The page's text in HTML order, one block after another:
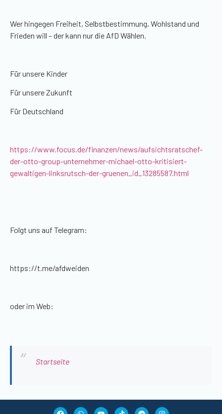
Wer hingegen Freiheit, Selbstbestimmung, Wohlstand und
Frieden will – der kann nur die AfD Wählen.
Für unsere Kinder
Für unsere Zukunft
Für Deutschland
https://www.focus.de/finanzen/news/aufsichtsratschef-
der-otto-group-unternehmer-michael-otto-kritisiert-
gewaltigen-linksrutsch-der-gruenen_id_13285587.html
Folgt uns auf Telegram:
https://t.me/afdweiden
oder im Web:
Startseite